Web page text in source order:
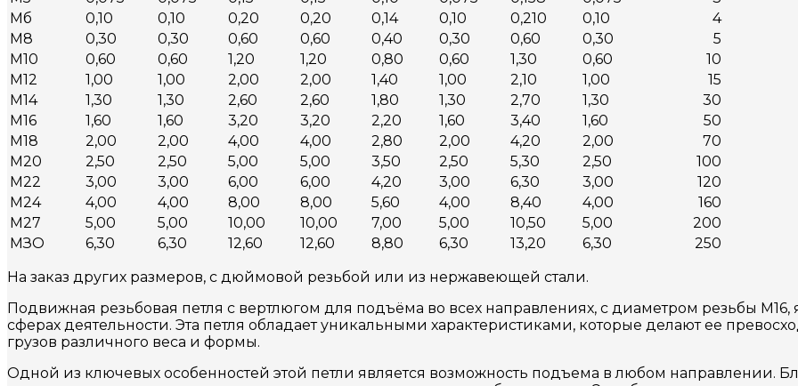
Мб
0,10 0,10 0,20 0,20 0,14 0,10 0,210 0,10
4
М8
0,30 0,30 0,60 0,60 0,40 0,30 0,60 0,30
5
М10
0,60 0,60 1,20 1,20 0,80 0,60 1,30 0,60
10
М12
1,00 1,00 2,00 2,00 1,40 1,00 2,10 1,00
15
М14
1,30 1,30 2,60 2,60 1,80 1,30 2,70 1,30
30
М16
1,60 1,60 3,20 3,20 2,20 1,60 3,40 1,60
50
М18
2,00 2,00 4,00 4,00 2,80 2,00 4,20 2,00
70
М20
2,50 2,50 5,00 5,00 3,50 2,50 5,30 2,50
100
М22
3,00 3,00 6,00 6,00 4,20 3,00 6,30 3,00
120
М24
4,00 4,00 8,00 8,00 5,60 4,00 8,40 4,00
160
М27
5,00 5,00 10,00 10,00 7,00 5,00 10,50 5,00
200
МЗО
6,30 6,30 12,60 12,60 8,80 6,30 13,20 6,30
250
На заказ других размеров, с дюймовой резьбой или из нержавеющей стали.
Подвижная резьбовая петля с вертлюгом для подъёма во всех направлениях, с диаметром резьбы
сферах деятельности. Эта петля обладает уникальными характеристиками, которые делают ее
грузов различного веса и формы.
Одной из ключевых особенностей этой петли является возможность подъема в любом направлении.